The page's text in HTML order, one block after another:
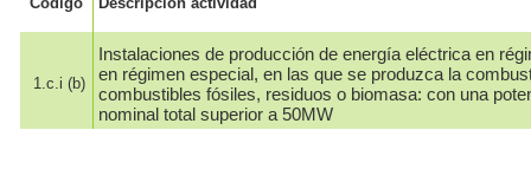
1.c.i (b)
Instalaciones de producción de energía eléctrica en
en régimen especial, en las que se produzca la
combustibles fósiles, residuos o biomasa: con una
nominal total superior a 50MW